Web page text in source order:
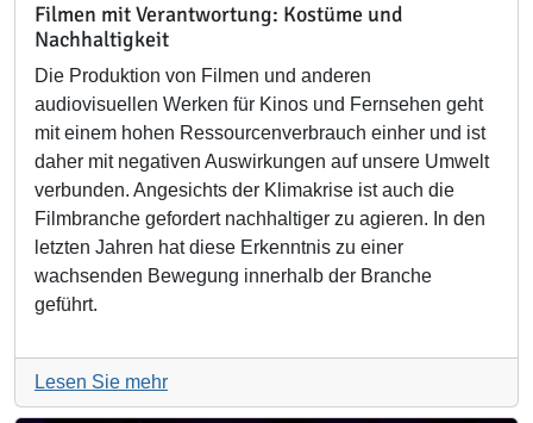
Filmen mit Verantwortung: Kostüme und
Nachhaltigkeit
Die Produktion von Filmen und anderen
audiovisuellen Werken für Kinos und Fernsehen geht
mit einem hohen Ressourcenverbrauch einher und ist
daher mit negativen Auswirkungen auf unsere Umwelt
verbunden. Angesichts der Klimakrise ist auch die
Filmbranche gefordert nachhaltiger zu agieren. In den
letzten Jahren hat diese Erkenntnis zu einer
wachsenden Bewegung innerhalb der Branche
geführt.
Lesen Sie mehr